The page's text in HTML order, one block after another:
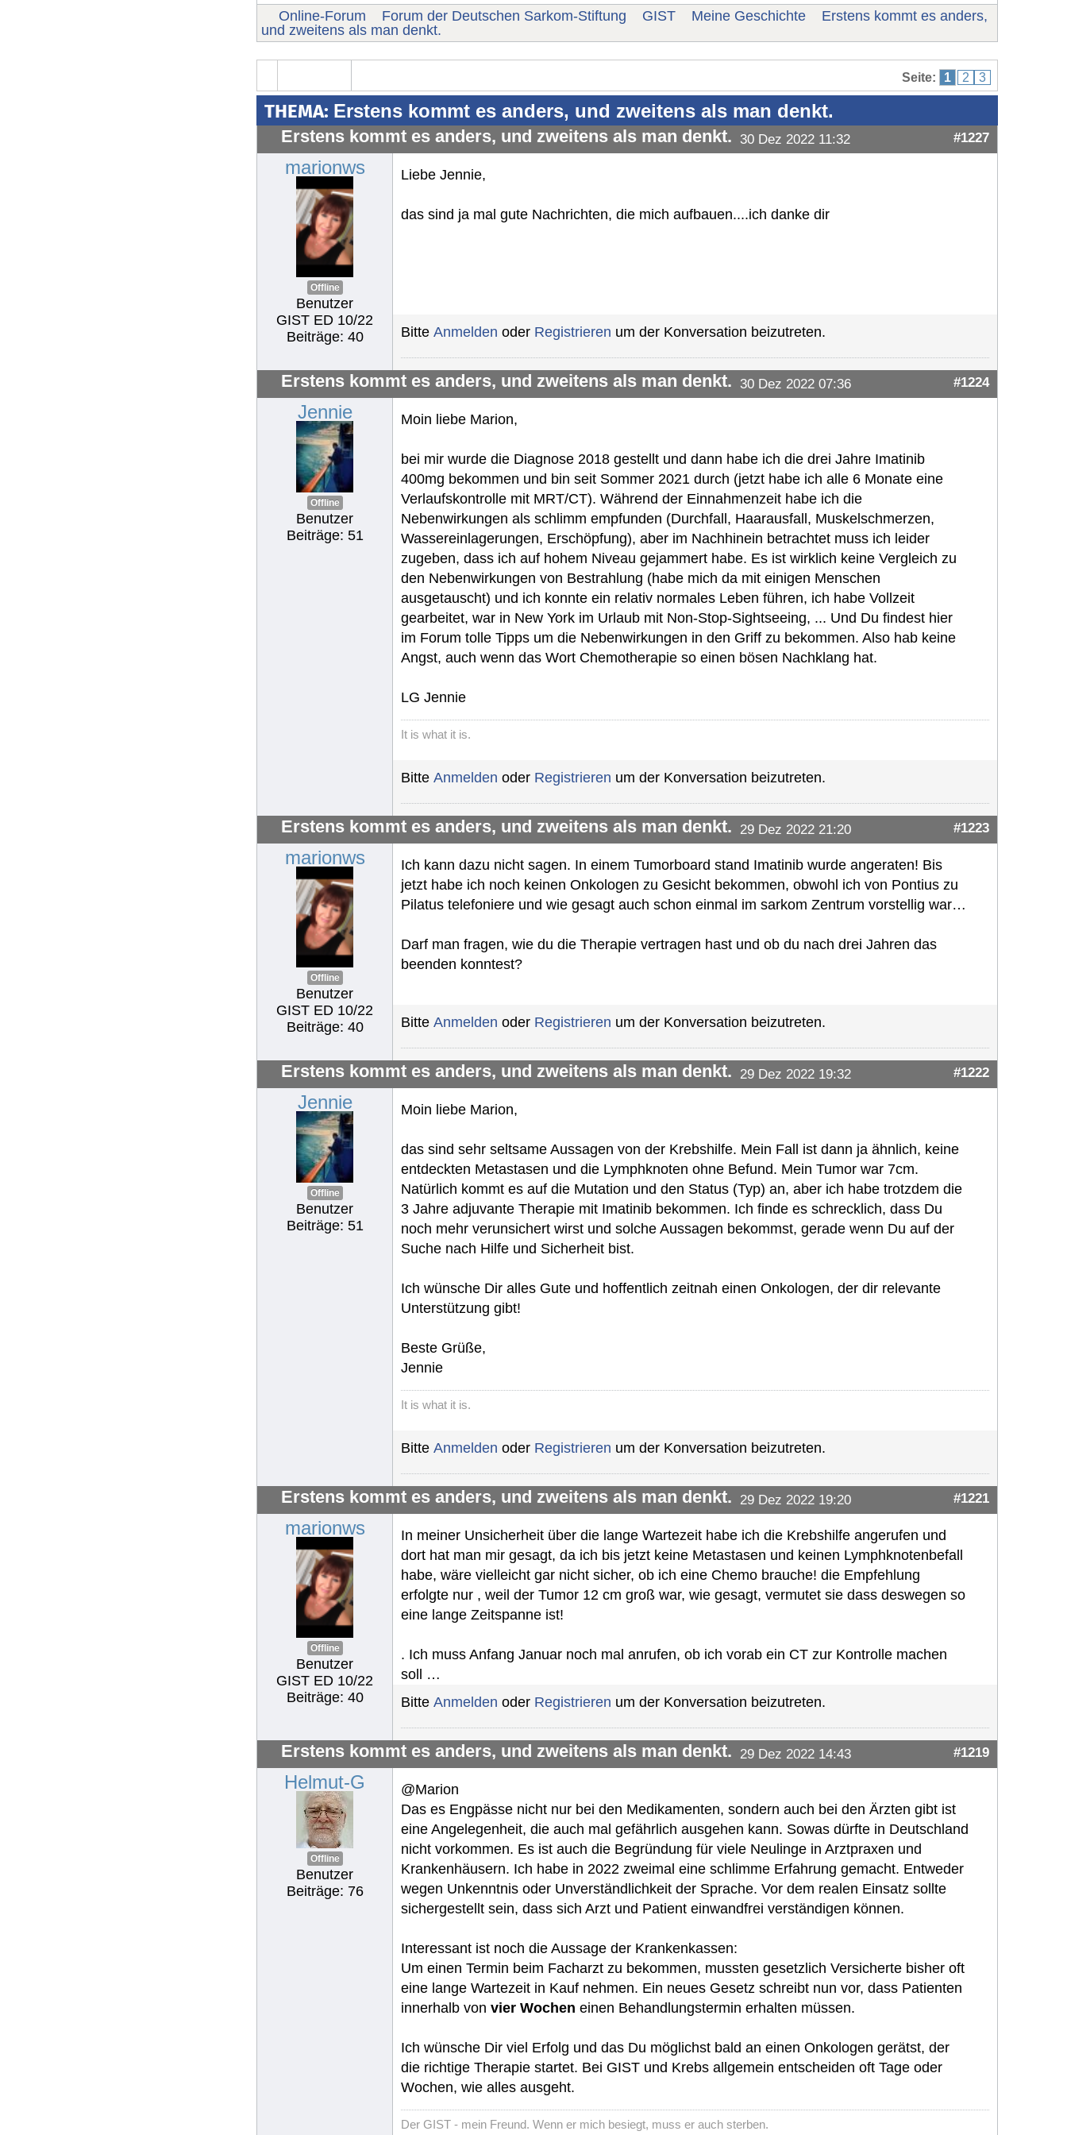
Online-Forum Forum der Deutschen Sarkom-Stiftung GIST Meine Geschichte
Erstens kommt es anders,
und zweitens als man denkt.
Seite: 1 2 3
THEMA: Erstens kommt es anders, und zweitens als man denkt.
Erstens kommt es anders, und zweitens als man denkt. 30 Dez 2022 11:32 #1227
marionws
Offline
Benutzer
GIST ED 10/22
Beiträge: 40
Liebe Jennie,
das sind ja mal gute Nachrichten, die mich aufbauen....ich danke dir
Bitte Anmelden oder Registrieren um der Konversation beizutreten.
Erstens kommt es anders, und zweitens als man denkt. 30 Dez 2022 07:36 #1224
Jennie
Offline
Benutzer
Beiträge: 51
Moin liebe Marion,
bei mir wurde die Diagnose 2018 gestellt und dann habe ich die drei Jahre Imatinib
400mg bekommen und bin seit Sommer 2021 durch (jetzt habe ich alle 6 Monate eine
Verlaufskontrolle mit MRT/CT). Während der Einnahmenzeit habe ich die
Nebenwirkungen als schlimm empfunden (Durchfall, Haarausfall, Muskelschmerzen,
Wassereinlagerungen, Erschöpfung), aber im Nachhinein betrachtet muss ich leider
zugeben, dass ich auf hohem Niveau gejammert habe. Es ist wirklich keine Vergleich zu
den Nebenwirkungen von Bestrahlung (habe mich da mit einigen Menschen
ausgetauscht) und ich konnte ein relativ normales Leben führen, ich habe Vollzeit
gearbeitet, war in New York im Urlaub mit Non-Stop-Sightseeing, ... Und Du findest hier
im Forum tolle Tipps um die Nebenwirkungen in den Griff zu bekommen. Also hab keine
Angst, auch wenn das Wort Chemotherapie so einen bösen Nachklang hat.
LG Jennie
It is what it is.
Bitte Anmelden oder Registrieren um der Konversation beizutreten.
Erstens kommt es anders, und zweitens als man denkt. 29 Dez 2022 21:20 #1223
marionws
Offline
Benutzer
GIST ED 10/22
Beiträge: 40
Ich kann dazu nicht sagen. In einem Tumorboard stand Imatinib wurde angeraten! Bis
jetzt habe ich noch keinen Onkologen zu Gesicht bekommen, obwohl ich von Pontius zu
Pilatus telefoniere und wie gesagt auch schon einmal im sarkom Zentrum vorstellig war…
Darf man fragen, wie du die Therapie vertragen hast und ob du nach drei Jahren das
beenden konntest?
Bitte Anmelden oder Registrieren um der Konversation beizutreten.
Erstens kommt es anders, und zweitens als man denkt. 29 Dez 2022 19:32 #1222
Jennie
Offline
Benutzer
Beiträge: 51
Moin liebe Marion,
das sind sehr seltsame Aussagen von der Krebshilfe. Mein Fall ist dann ja ähnlich, keine
entdeckten Metastasen und die Lymphknoten ohne Befund. Mein Tumor war 7cm.
Natürlich kommt es auf die Mutation und den Status (Typ) an, aber ich habe trotzdem die
3 Jahre adjuvante Therapie mit Imatinib bekommen. Ich finde es schrecklich, dass Du
noch mehr verunsichert wirst und solche Aussagen bekommst, gerade wenn Du auf der
Suche nach Hilfe und Sicherheit bist.
Ich wünsche Dir alles Gute und hoffentlich zeitnah einen Onkologen, der dir relevante
Unterstützung gibt!
Beste Grüße,
Jennie
It is what it is.
Bitte Anmelden oder Registrieren um der Konversation beizutreten.
Erstens kommt es anders, und zweitens als man denkt. 29 Dez 2022 19:20 #1221
marionws
Offline
Benutzer
GIST ED 10/22
Beiträge: 40
In meiner Unsicherheit über die lange Wartezeit habe ich die Krebshilfe angerufen und
dort hat man mir gesagt, da ich bis jetzt keine Metastasen und keinen Lymphknotenbefall
habe, wäre vielleicht gar nicht sicher, ob ich eine Chemo brauche! die Empfehlung
erfolgte nur , weil der Tumor 12 cm groß war, wie gesagt, vermutet sie dass deswegen so
eine lange Zeitspanne ist!
. Ich muss Anfang Januar noch mal anrufen, ob ich vorab ein CT zur Kontrolle machen
soll …
Bitte Anmelden oder Registrieren um der Konversation beizutreten.
Erstens kommt es anders, und zweitens als man denkt. 29 Dez 2022 14:43 #1219
Helmut-G
Offline
Benutzer
Beiträge: 76
@Marion
Das es Engpässe nicht nur bei den Medikamenten, sondern auch bei den Ärzten gibt ist
eine Angelegenheit, die auch mal gefährlich ausgehen kann. Sowas dürfte in Deutschland
nicht vorkommen. Es ist auch die Begründung für viele Neulinge in Arztpraxen und
Krankenhäusern. Ich habe in 2022 zweimal eine schlimme Erfahrung gemacht. Entweder
wegen Unkenntnis oder Unverständlichkeit der Sprache. Vor dem realen Einsatz sollte
sichergestellt sein, dass sich Arzt und Patient einwandfrei verständigen können.
Interessant ist noch die Aussage der Krankenkassen:
Um einen Termin beim Facharzt zu bekommen, mussten gesetzlich Versicherte bisher oft
eine lange Wartezeit in Kauf nehmen. Ein neues Gesetz schreibt nun vor, dass Patienten
innerhalb von vier Wochen einen Behandlungstermin erhalten müssen.
Ich wünsche Dir viel Erfolg und das Du möglichst bald an einen Onkologen gerätst, der
die richtige Therapie startet. Bei GIST und Krebs allgemein entscheiden oft Tage oder
Wochen, wie alles ausgeht.
Der GIST - mein Freund. Wenn er mich besiegt, muss er auch sterben.